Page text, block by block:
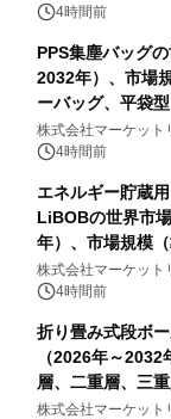
表4時間前
PPS集塵バッグ
2032年）、市場
ーバッグ、平袋
プリーツフィルタ
他）・分析レポー
株式会社マーケット
4時間前
エネルギー貯蔵
LiBOBの世界市
年）、市場規模
分析レポートを
株式会社マーケット
4時間前
折り畳み式段ボ
（2026年～
層、二重層、三
を発表
株式会社マーケット